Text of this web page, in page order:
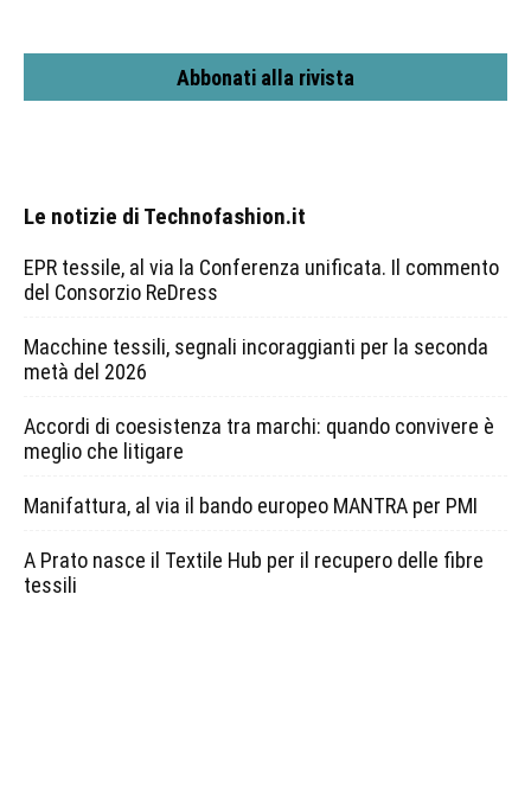
Abbonati alla rivista
Le notizie di Technofashion.it
EPR tessile, al via la Conferenza unificata. Il commento
del Consorzio ReDress
Macchine tessili, segnali incoraggianti per la seconda
metà del 2026
Accordi di coesistenza tra marchi: quando convivere è
meglio che litigare
Manifattura, al via il bando europeo MANTRA per PMI
A Prato nasce il Textile Hub per il recupero delle fibre
tessili